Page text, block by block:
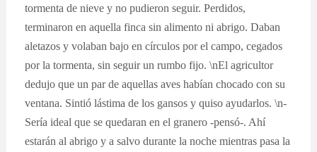
tormenta de nieve y no pudieron seguir. Perdidos,
terminaron en aquella finca sin alimento ni abrigo. Daban
aletazos y volaban bajo en círculos por el campo, cegados
por la tormenta, sin seguir un rumbo fijo. \nEl agricultor
dedujo que un par de aquellas aves habían chocado con su
ventana. Sintió lástima de los gansos y quiso ayudarlos. \n-
Sería ideal que se quedaran en el granero -pensó-. Ahí
estarán al abrigo y a salvo durante la noche mientras pasa la